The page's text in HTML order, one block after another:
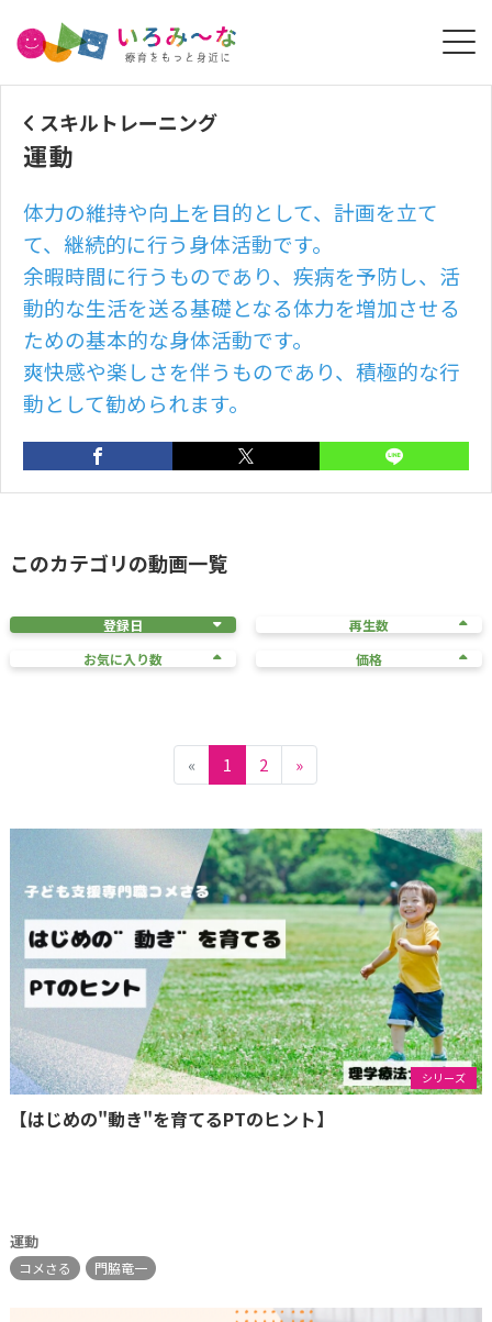
スキルトレーニング
運動
体力の維持や向上を目的として、計画を立て
て、継続的に行う身体活動です。
余暇時間に行うものであり、疾病を予防し、活
動的な生活を送る基礎となる体力を増加させる
ための基本的な身体活動です。
爽快感や楽しさを伴うものであり、積極的な行
動として勧められます。
このカテゴリの動画一覧
登録日
再生数
お気に入り数
価格
« 1 2 »
シリーズ
【はじめの"動き"を育てるPTのヒント】
運動
コメさる 門脇竜一